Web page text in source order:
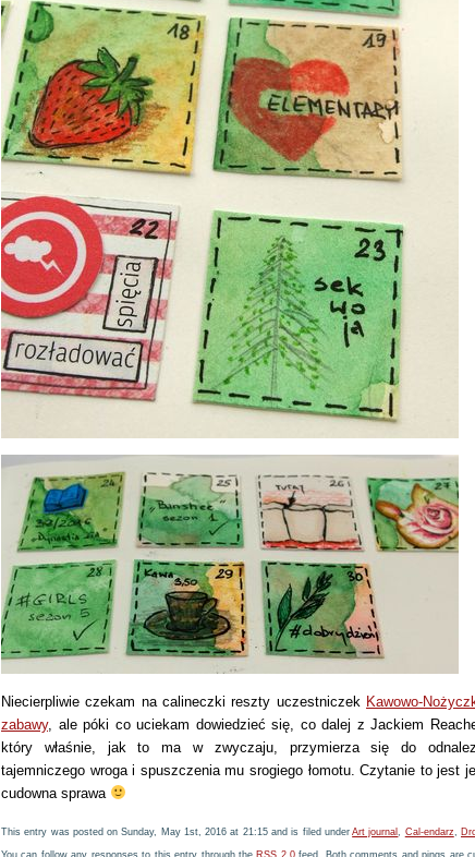
Niecierpliwie czekam na calineczki reszty uczestniczek Kawowo-
zabawy, ale póki co uciekam dowiedzieć się, co dalej z Jackiem
który właśnie, jak to ma w zwyczaju, przymierza się do
tajemniczego wroga i spuszczenia mu srogiego łomotu. Czytanie to jest
cudowna sprawa
This entry was posted on Sunday, May 1st, 2016 at 21:15 and is filed underArt journal, Cal-endarz,
You can follow any responses to this entry through the RSS 2.0feed. Both comments and pings are